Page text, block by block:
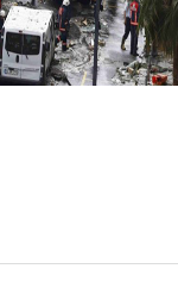
柏林街头接受民众欢迎